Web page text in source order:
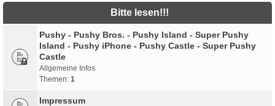
Bitte lesen!!!
Pushy - Pushy Bros. - Pushy Island - Super Pushy
Island - Pushy iPhone - Pushy Castle - Super Pushy
Castle
Allgemeine Infos
Themen: 1
Impressum